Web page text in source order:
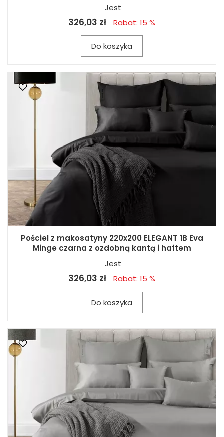
Jest
326,03 zł Rabat: 15 %
Do koszyka
Pościel z makosatyny 220x200 ELEGANT 1B Eva
Minge czarna z ozdobną kantą i haftem
Jest
326,03 zł Rabat: 15 %
Do koszyka